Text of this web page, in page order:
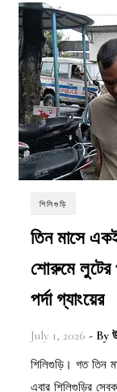
শিলিগুড়ি
তিন মাসে
শোরুমে লুটের
পর্দা গ্যাংয়ের
July 1, 2026 - By
শিলিগুড়ি। গত তিন মাসে একই সংস্থার দুই স্বর্ণালঙ্কারের শোরুমে লুটের পর
এবার শিলিগুড়ির